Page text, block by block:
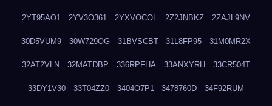
2YT95AO1 2YV3O361 2YXVOCOL 2Z2JNBKZ 2ZAJL9NV
30D5VUM9 30W729OG 31BVSCBT 31L8FP95 31M0MR2X
32AT2VLN 32MATDBP 336RPFHA 33ANXYRH 33CR504T
33DY1V30 33T04ZZ0 3404O7P1 3478760D 34F92RUM